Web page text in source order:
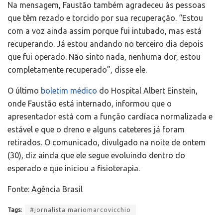
Na mensagem, Faustão também agradeceu às pessoas
que têm rezado e torcido por sua recuperação. “Estou
com a voz ainda assim porque fui intubado, mas está
recuperando. Já estou andando no terceiro dia depois
que fui operado. Não sinto nada, nenhuma dor, estou
completamente recuperado”, disse ele.
O último boletim médico do Hospital Albert Einstein,
onde Faustão está internado, informou que o
apresentador está com a função cardíaca normalizada e
estável e que o dreno e alguns cateteres já foram
retirados. O comunicado, divulgado na noite de ontem
(30), diz ainda que ele segue evoluindo dentro do
esperado e que iniciou a fisioterapia.
Fonte: Agência Brasil
Tags: #jornalista mariomarcovicchio